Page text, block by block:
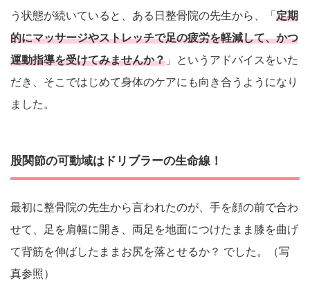
う状態が続いていると、ある日整骨院の先生から、「 定期
的にマッサージやストレッチで足の疲労を軽減して、かつ
運動指導を受けてみませんか？ 」というアドバイスをいた
だき、そこではじめて身体のケアにも向き合うようになり
ました。
股関節の可動域はドリブラーの生命線！
最初に整骨院の先生から言われたのが、手を顔の前で合わ
せて、足を肩幅に開き、両足を地面につけたまま膝を曲げ
て背筋を伸ばしたままお尻を落とせるか？ でした。（写
真参照）